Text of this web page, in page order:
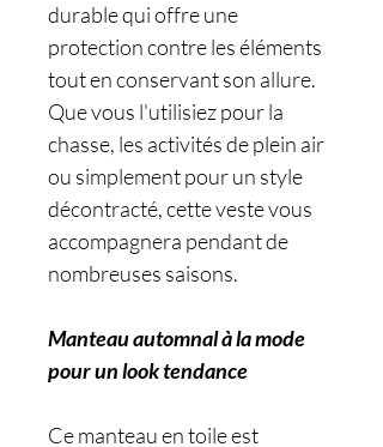
durable qui offre une
protection contre les éléments
tout en conservant son allure.
Que vous l'utilisiez pour la
chasse, les activités de plein air
ou simplement pour un style
décontracté, cette veste vous
accompagnera pendant de
nombreuses saisons.
Manteau automnal à la mode
pour un look tendance
Ce manteau en toile est